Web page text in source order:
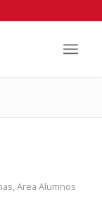
,Area Alumnos